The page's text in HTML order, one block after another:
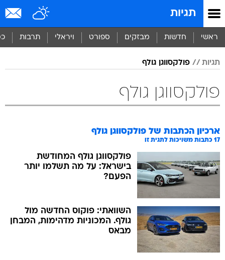
תגיות
ראשי חדשות מבזקים ספורט ויראלי תרבות
תגיות פולקסווגן גולף
פולקסווגן גולף
ארכיון הכתבות של פולקסווגן גולף
17 כתבות משויכות לתגית זו
פולקסווגן גולף המחודשת
בישראל: על מה תשלמו יותר
הפעם?
השוואתי: פוקוס החדשה מול
גולף. המכוניות מדהימות, המבחן
מבאס